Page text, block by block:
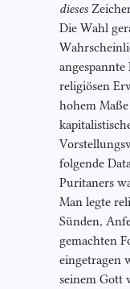
dieses
Die Wahl
religiösen
hohem Maße
folgende
Puritaners
Man legte
Sünden,
gemachten
eingetragen
seinem Gott